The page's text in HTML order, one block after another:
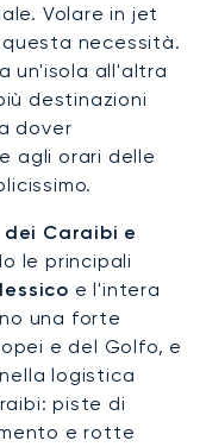
Volare in jet
necessità.
un'isola all'altra
destinazioni
dover
agli orari delle
Caraibi e
le principali
e l'intera
una forte
e del Golfo, e
logistica
piste di
e rotte